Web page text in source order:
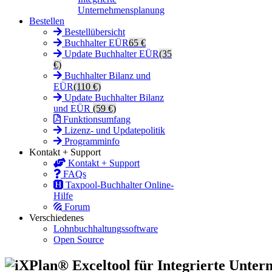
Unternehmensplanung
Bestellen
Bestellübersicht
Buchhalter EÜR65 €
Update Buchhalter EÜR(35
€)
Buchhalter Bilanz und
EÜR(110 €)
Update Buchhalter Bilanz
und EÜR (59 €)
Funktionsumfang
Lizenz- und Updatepolitik
Programminfo
Kontakt + Support
Kontakt + Support
FAQs
Taxpool-Buchhalter Online-
Hilfe
Forum
Verschiedenes
Lohnbuchhaltungssoftware
Open Source
iXPlan® Exceltool für Integrierte